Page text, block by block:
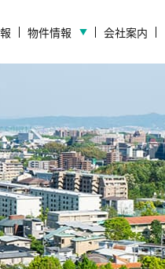
物件情報 会社案内